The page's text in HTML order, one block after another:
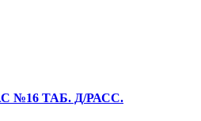
№16 ТАБ. Д/РАСС.